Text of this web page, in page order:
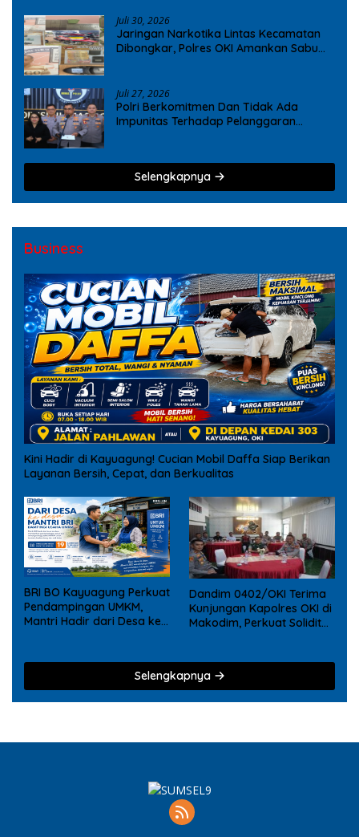
Juli 30, 2026
Jaringan Narkotika Lintas Kecamatan
Dibongkar, Polres OKI Amankan Sabu
Juli 27, 2026
Polri Berkomitmen Dan Tidak Ada
Impunitas Terhadap Pelanggaran
Selengkapnya
Business
Kini Hadir di Kayuagung! Cucian Mobil Daffa Siap Berikan
Layanan Bersih, Cepat, dan Berkualitas
BRI BO Kayuagung Perkuat
Pendampingan UMKM,
Mantri Hadir dari Desa ke
Dandim 0402/OKI Terima
Kunjungan Kapolres OKI di
Makodim, Perkuat Soliditas
Selengkapnya